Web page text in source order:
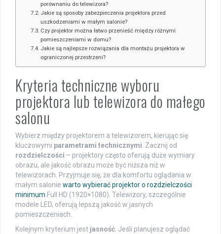
porównaniu do telewizora?
Jakie są sposoby zabezpieczenia projektora przed
uszkodzeniami w małym salonie?
Czy projektor można łatwo przenieść między różnymi
pomieszczeniami w domu?
Jakie są najlepsze rozwiązania dla montażu projektora w
ograniczonej przestrzeni?
Kryteria techniczne wyboru
projektora lub telewizora do małego
salonu
Wybierz między projektorem a telewizorem, kierując się
kluczowymi parametrami technicznymi . Zacznij od
rozdzielczości – projektory często oferują duże wymiary
obrazu, ale jakość obrazu może być niższa niż w
telewizorach. Przyjmuje się, że dla komfortu oglądania w
małym salonie warto wybierać projektor o rozdzielczości
minimum Full HD (1920×1080). Telewizory, szczególnie
modele LED, oferują lepszą jakość w jasnych
pomieszczeniach.
Kolejnym kryterium jest jasność . Jeśli planujesz oglądać